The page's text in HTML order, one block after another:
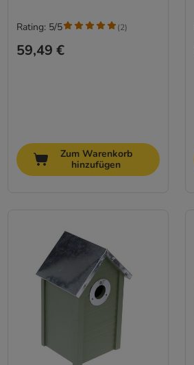
59,49 €
Rating: 5/5 (2)
Zum Warenkorb
hinzufügen